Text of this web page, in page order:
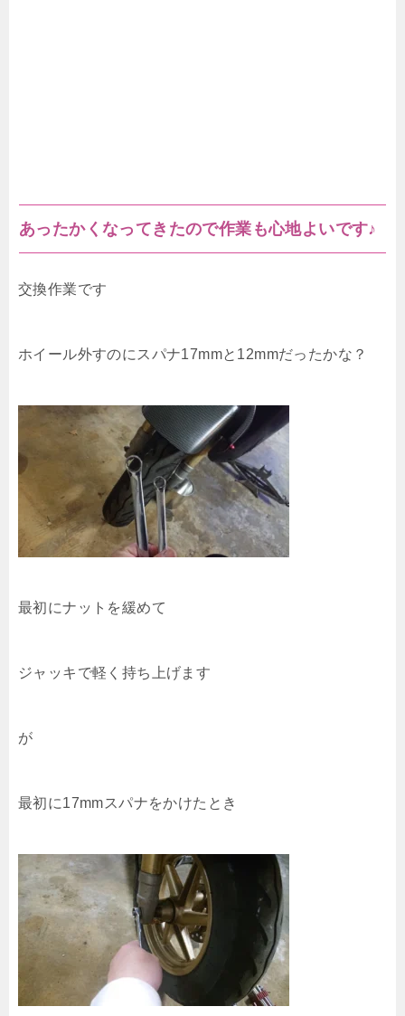
あったかくなってきたので作業も心地よいです♪
交換作業です
ホイール外すのにスパナ17mmと12mmだったかな？
最初にナットを緩めて
ジャッキで軽く持ち上げます
が
最初に17mmスパナをかけたとき